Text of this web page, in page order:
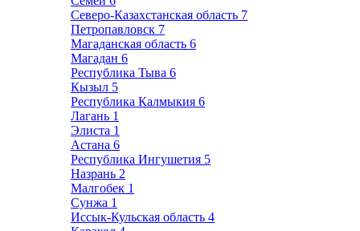
Северо-Казахстанская область 7
Петропавловск 7
Магаданская область 6
Магадан 6
Республика Тыва 6
Кызыл 5
Республика Калмыкия 6
Лагань 1
Элиста 1
Астана 6
Республика Ингушетия 5
Назрань 2
Малгобек 1
Сунжа 1
Иссык-Кульская область 4